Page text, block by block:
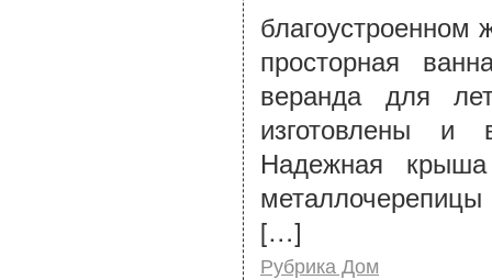
просторная
веранда для
изготовлены и
Надежная
[…]
Рубрика Дом